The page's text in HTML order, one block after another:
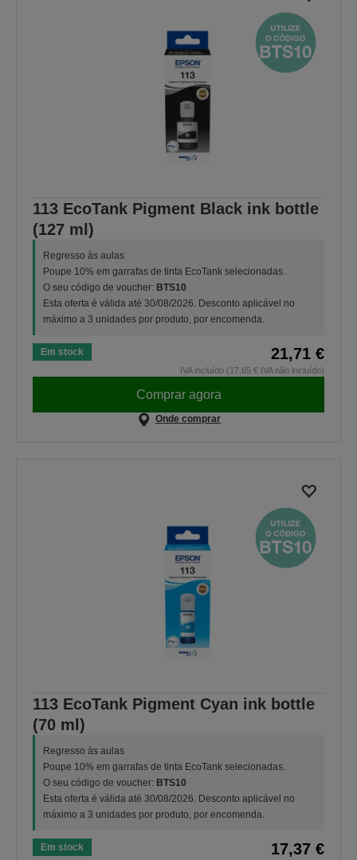
113 EcoTank Pigment Black ink bottle
(127 ml)
Regresso às aulas
Poupe 10% em garrafas de tinta EcoTank selecionadas.
O seu código de voucher: BTS10
Esta oferta é válida até 30/08/2026. Desconto aplicável no
máximo a 3 unidades por produto, por encomenda.
Em stock 21,71 €
IVA incluído (17,65 € IVA não incluído)
Comprar agora
Onde comprar
113 EcoTank Pigment Cyan ink bottle
(70 ml)
Regresso às aulas
Poupe 10% em garrafas de tinta EcoTank selecionadas.
O seu código de voucher: BTS10
Esta oferta é válida até 30/08/2026. Desconto aplicável no
máximo a 3 unidades por produto, por encomenda.
Em stock 17,37 €